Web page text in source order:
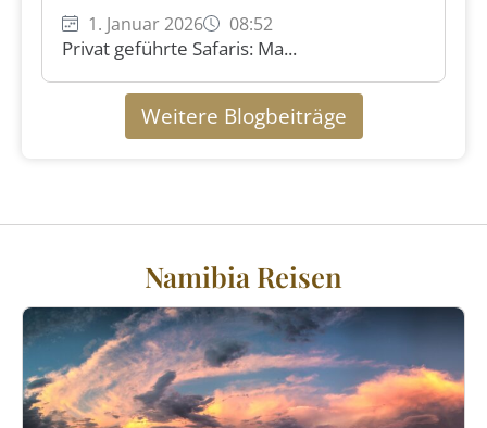
1. Januar 2026 08:52
Privat geführte Safaris: Ma...
Weitere Blogbeiträge
Namibia Reisen